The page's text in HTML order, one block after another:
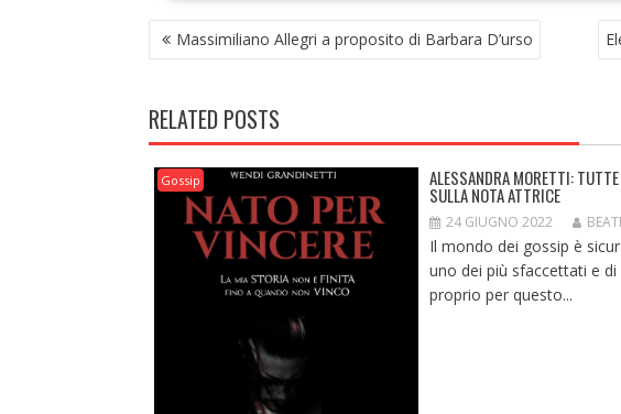
NAVIGAZIONE
ARTICOLI
Massimiliano Allegri a proposito di Barbara D’urso
RELATED POSTS
Gossip ALESSANDRA MORETTI:
SULLA NOTA ATTRICE
24 GIUGNO 2022
Il mondo dei gossip è
uno dei più sfaccettati e di
proprio per questo...